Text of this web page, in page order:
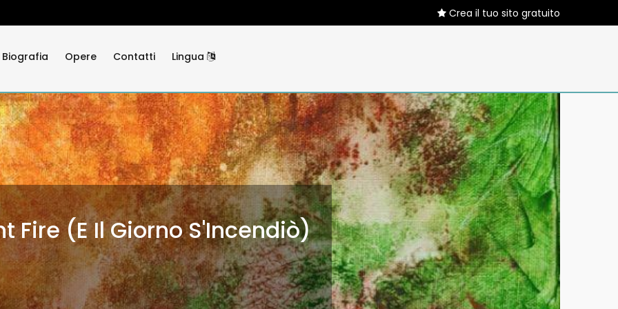
Crea il tuo sito gratuito
Biografia Opere Contatti Lingua
Fire (E Il Giorno S'Incendiò)
(Mutamento Continuo)
(Circles)
Spine)